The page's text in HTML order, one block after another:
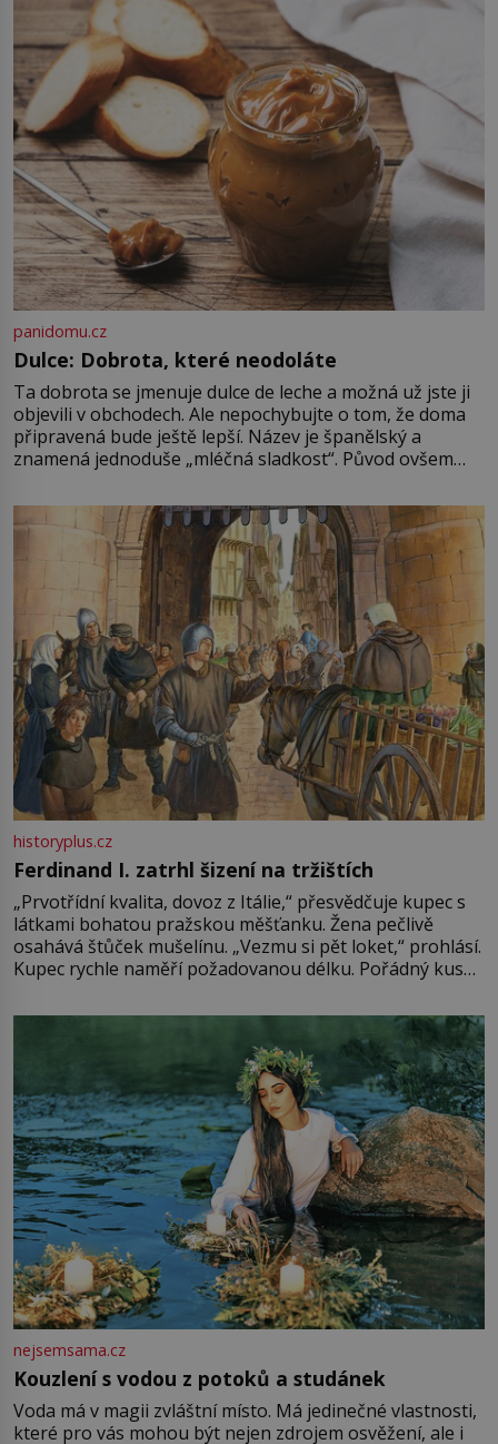
své ložnice v Tuilerisjkém […]
panidomu.cz
Dulce: Dobrota, které neodoláte
Ta dobrota se jmenuje dulce de leche a možná už jste ji
objevili v obchodech. Ale nepochybujte o tom, že doma
připravená bude ještě lepší. Název je španělský a
znamená jednoduše „mléčná sladkost“. Původ ovšem
pře hned několik latinskoamerických zemí a k tomu
Francie, kde se traduje,
historyplus.cz
Ferdinand I. zatrhl šizení na tržištích
„Prvotřídní kvalita, dovoz z Itálie,“ přesvědčuje kupec s
látkami bohatou pražskou měšťanku. Žena pečlivě
osahává štůček mušelínu. „Vezmu si pět loket,“ prohlásí.
Kupec rychle naměří požadovanou délku. Pořádný kus
milostpaní. Stačí jenom na sukni,“ zhodnotí švadlena
množství růžového mušelínu. „Ošidili vás, podívejte.“
Vezme do ruky dřevěnou
nejsemsama.cz
Kouzlení s vodou z potoků a studánek
Voda má v magii zvláštní místo. Má jedinečné vlastnosti,
které pro vás mohou být nejen zdrojem osvěžení, ale i